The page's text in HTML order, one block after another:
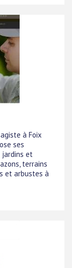
à Foix
ses
jardins et
terrains
et arbustes à